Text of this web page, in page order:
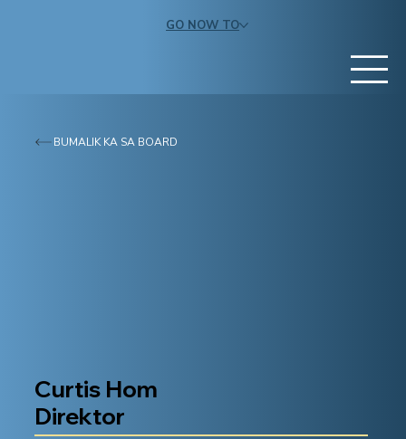
GO NOW TO
BUMALIK KA SA BOARD
Curtis Hom
Direktor